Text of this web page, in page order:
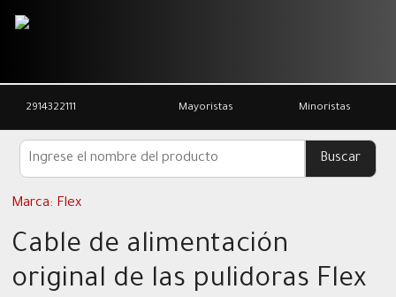
2914322111 Minoristas
Mayoristas
Marca: Flex
Cable de alimentación
original de las pulidoras Flex